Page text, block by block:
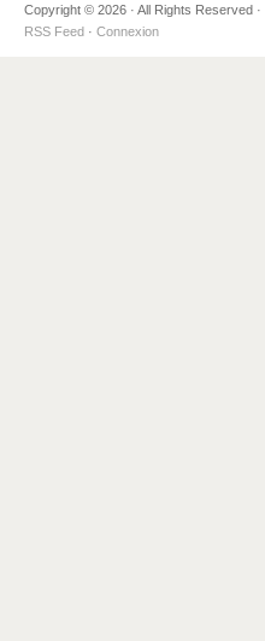
Copyright © 2026 · All Rights Reserved
RSS Feed · Connexion